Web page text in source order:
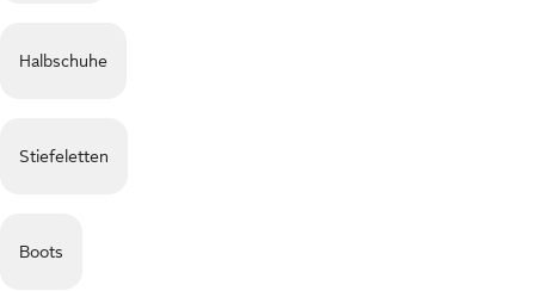
Halbschuhe
Stiefeletten
Boots